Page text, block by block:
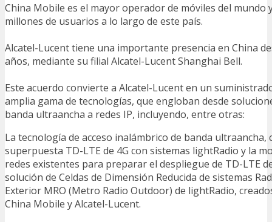
China Mobile es el mayor operador de móviles del mundo
millones de usuarios a lo largo de este país.
Alcatel-Lucent tiene una importante presencia en China
años, mediante su filial Alcatel-Lucent Shanghai Bell.
Este acuerdo convierte a Alcatel-Lucent en un
amplia gama de tecnologías, que engloban desde
banda ultraancha a redes IP, incluyendo, entre otras:
La tecnología de acceso inalámbrico de banda ultraancha,
superpuesta TD-LTE de 4G con sistemas lightRadio y la
redes existentes para preparar el despliegue de TD-LTE
solución de Celdas de Dimensión Reducida de sistemas
Exterior MRO (Metro Radio Outdoor) de lightRadio,
China Mobile y Alcatel-Lucent.